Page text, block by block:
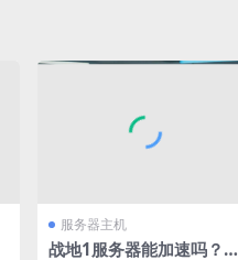
服务器主机
战地1服务器能加速吗？答